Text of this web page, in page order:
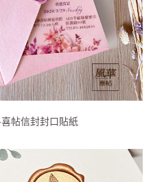
帖信封封口貼紙